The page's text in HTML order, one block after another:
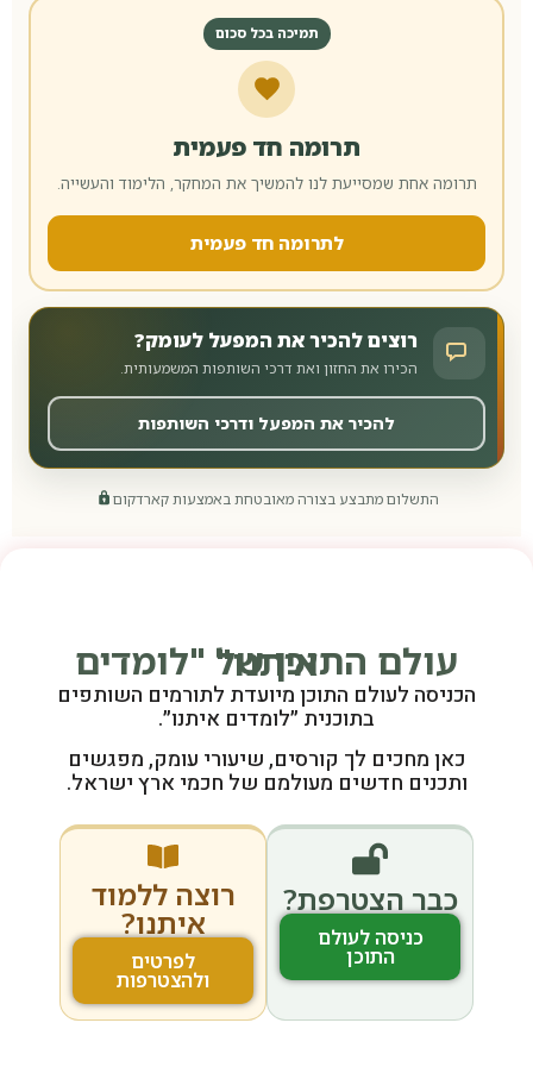
תמיכה בכל סכום
תרומה חד פעמית
תרומה אחת שמסייעת לנו להמשיך את המחקר, הלימוד והעשייה.
לתרומה חד פעמית
רוצים להכיר את המפעל לעומק?
הכירו את החזון ואת דרכי השותפות המשמעותית.
להכיר את המפעל ודרכי השותפות
התשלום מתבצע בצורה מאובטחת באמצעות קארדקום
עולם התוכן של "לומדים איתנו"
הכניסה לעולם התוכן מיועדת לתורמים השותפים
בתוכנית ״לומדים איתנו״.
כאן מחכים לך קורסים, שיעורי עומק, מפגשים
ותכנים חדשים מעולמם של חכמי ארץ ישראל.
כבר הצטרפת?
כניסה לעולם
התוכן
רוצה ללמוד
איתנו?
לפרטים
ולהצטרפות